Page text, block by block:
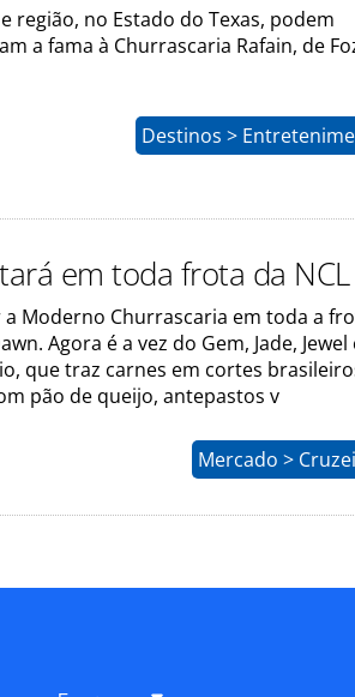
região, no Estado do Texas, podem
a fama à Churrascaria Rafain, de
Destinos >
em toda frota da NCL
Moderno Churrascaria em toda a
Agora é a vez do Gem, Jade, Jewel
que traz carnes em cortes
pão de queijo, antepastos v
Mercado >